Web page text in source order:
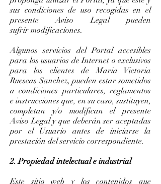
sus condiciones de uso recogidas en el
presente Aviso Legal pueden
sufrir modificaciones.
Algunos servicios del Portal accesibles
para los usuarios de Internet o exclusivos
para los clientes de Maria Victoria
Ruescas Sanchez, pueden estar sometidos
a condiciones particulares, reglamentos
e instrucciones que, en su caso, sustituyen,
completan y/o modifican el presente
Aviso Legal y que deberán ser aceptadas
por el Usuario antes de iniciarse la
prestación del servicio correspondiente.
2. Propiedad intelectual e industrial
Este sitio web y los contenidos que